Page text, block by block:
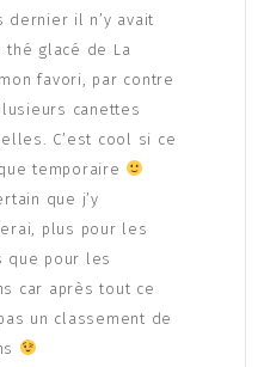
dernier il n’y avait
thé glacé de La
favori, par contre
canettes
C’est cool si ce
temporaire
que j’y
plus pour les
que pour les
car après tout ce
un classement de